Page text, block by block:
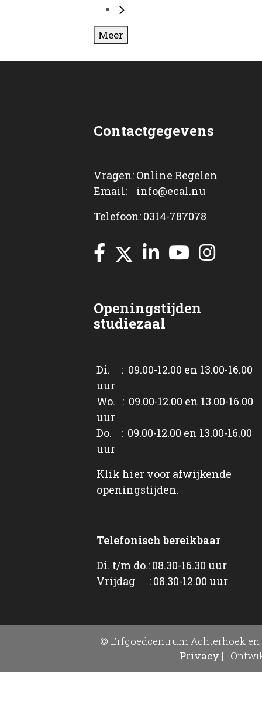
Meer
Contactgegevens
Vragen: Online Regelen
Email: info@ecal.nu
Telefoon: 0314-787078
Openingstijden
studiezaal
Di. : 09.00-12.00 en 13.00-16.00
uur
Wo. : 09.00-12.00 en 13.00-16.00
uur
Do. : 09.00-12.00 en 13.00-16.00
uur
Klik hier voor afwijkende
openingstijden.
Telefonisch bereikbaar
Di. t/m do.: 08.30-16.30 uur
Vrijdag : 08.30-12.00 uur
© Erfgoedcentrum Achterhoek en
Privacy |